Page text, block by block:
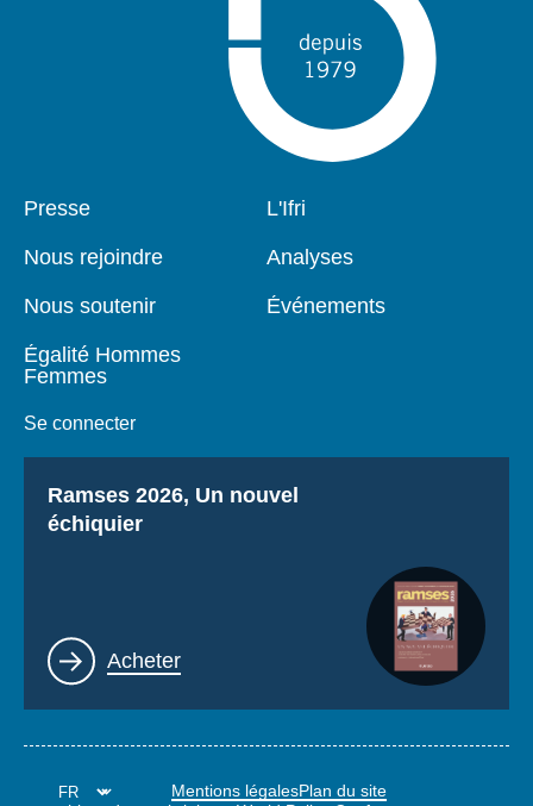
Pied
page
Presse
Nous rejoindre
Nous soutenir
Égalité Hommes
Femmes
Se connecter
Navigation
L'Ifri
Analyses
Événements
Titre
Ramses 2026, Un nouvel
échiquier
Lien
Acheter
Mentions légalesPlan du site